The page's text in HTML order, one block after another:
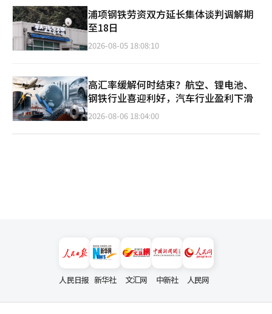
浦项钢铁劳资双方延长集体谈判调解期
至18日
2026-08-05 18:08:10
高汇率缓解何时结束？航空、锂电池、
钢铁行业喜迎利好，汽车行业盈利下滑
2026-08-06 18:04:00
人民日报 新华社 文汇网 中新社 人民网